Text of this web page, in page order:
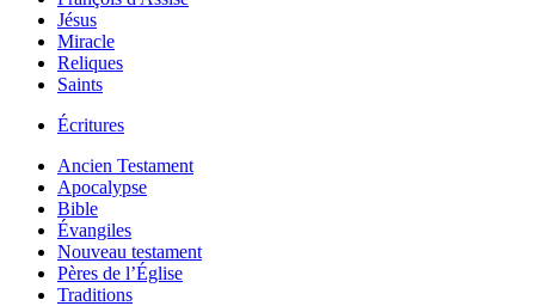
Jésus
Miracle
Reliques
Saints
Écritures
Ancien Testament
Apocalypse
Bible
Évangiles
Nouveau testament
Pères de l’Église
Traditions